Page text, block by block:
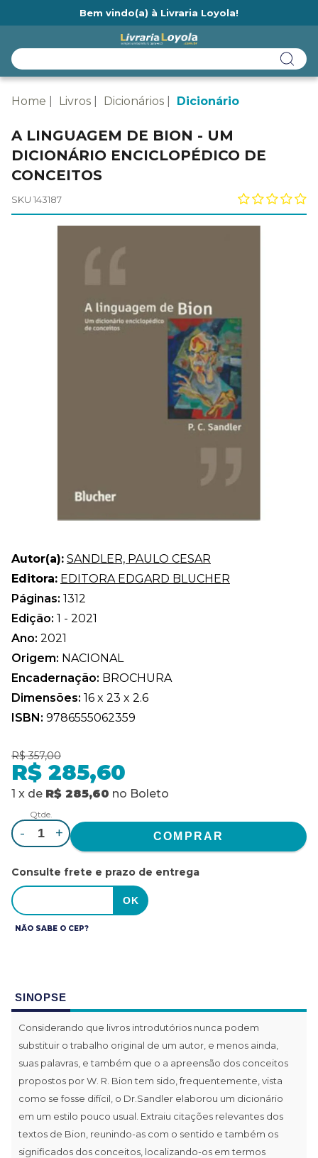
Bem vindo(a) à Livraria Loyola!
Home Livros Dicionários Dicionário
A LINGUAGEM DE BION - UM
DICIONÁRIO ENCICLOPÉDICO DE
CONCEITOS
SKU 143187
Autor(a): SANDLER, PAULO CESAR
Editora: EDITORA EDGARD BLUCHER
Páginas: 1312
Edição: 1 - 2021
Ano: 2021
Origem: NACIONAL
Encadernação: BROCHURA
Dimensões: 16 x 23 x 2.6
ISBN: 9786555062359
R$ 357,00
R$ 285,60
1 x de R$ 285,60 no Boleto
Qtde.
- +
Consulte frete e prazo de entrega
NÃO SABE O CEP?
SINOPSE
Considerando que livros introdutórios nunca podem
substituir o trabalho original de um autor, e menos ainda,
suas palavras, e também que o a apreensão dos conceitos
propostos por W. R. Bion tem sido, frequentemente, vista
como se fosse difícil, o Dr.Sandler elaborou um dicionário
em um estilo pouco usual. Extraiu citações relevantes dos
textos de Bion, reunindo-as com o sentido e também os
significados dos conceitos, localizando-os em termos